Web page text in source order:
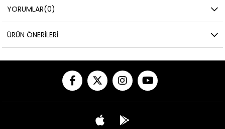
YORUMLAR(0)
ÜRÜN ÖNERILERI